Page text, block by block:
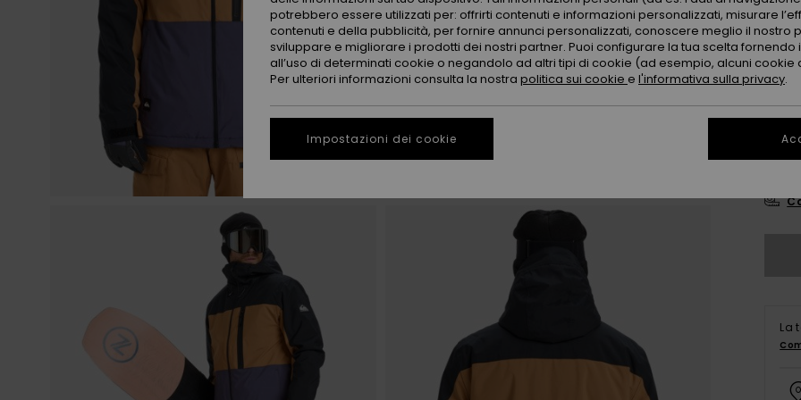
Colori
XS
La
potrebbero essere utilizzati per: offrirti contenuti e informazioni personalizzati, misurare
contenuti e della pubblicità, per fornire annunci personalizzati, conoscere meglio il nostro
sviluppare e migliorare i prodotti dei nostri partner. Puoi configurare la tua scelta fornendo
all’uso di determinati cookie o negandolo ad altri tipi di cookie (ad esempio, alcuni cookie
Per ulteriori informazioni consulta la nostra politica sui cookie e l'informativa sulla privacy.
Impostazioni dei cookie